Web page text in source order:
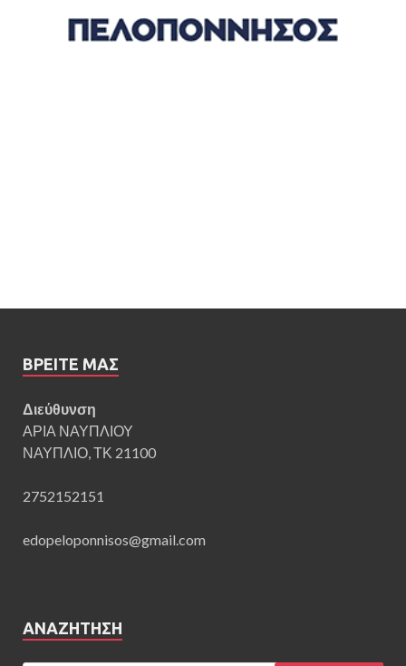
ΒΡΕΊΤΕ ΜΑΣ
Διεύθυνση
ΑΡΙΑ ΝΑΥΠΛΙΟΥ
ΝΑΥΠΛΙΟ, ΤΚ 21100
2752152151
edopeloponnisos@gmail.com
ΑΝΑΖΉΤΗΣΗ